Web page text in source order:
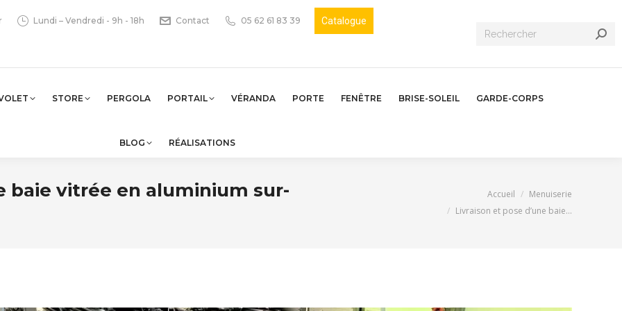
Lundi – Vendredi - 9h - 18h Contact 05 62 61 83 39 Catalogue
Recherche
STORE PERGOLA PORTAIL VÉRANDA PORTE FENÊTRE BRISE-SOLEIL GARDE-CORPS
BLOG RÉALISATIONS
baie vitrée en aluminium sur-
Accueil
Menuiserie
Livraison et pose d’une baie…